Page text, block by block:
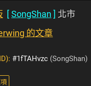
[SongShan ] 北市
的文章
#1fTAHvzc (SongShan)